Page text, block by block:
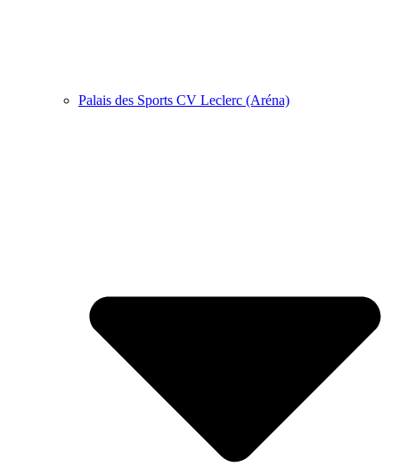
Palais des Sports CV Leclerc (Aréna)